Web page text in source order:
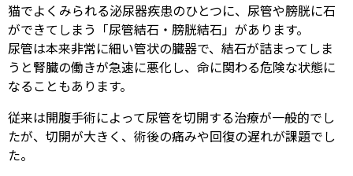
猫でよくみられる泌尿器疾患のひとつに、尿管や膀胱に石
ができてしまう「尿管結石・膀胱結石」があります。
尿管は本来非常に細い管状の臓器で、結石が詰まってしま
うと腎臓の働きが急速に悪化し、命に関わる危険な状態に
なることもあります。
従来は開腹手術によって尿管を切開する治療が一般的でし
たが、切開が大きく、術後の痛みや回復の遅れが課題でし
た。